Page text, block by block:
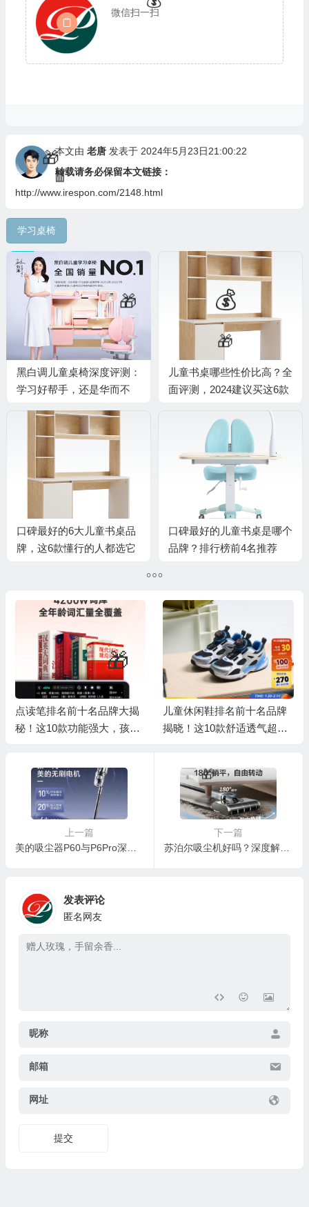
微信扫一扫
本文由 老唐发表于 2024年5月23日21:00:22
转载请务必保留本文链接：
http://www.irespon.com/2148.html
学习桌椅
黑白调儿童桌椅深度评测：
学习好帮手，还是华而不
儿童书桌哪些性价比高？全
面评测，2024建议买这6款
口碑最好的6大儿童书桌品
牌，这6款懂行的人都选它
口碑最好的儿童书桌是哪个
品牌？排行榜前4名推荐
点读笔排名前十名品牌大揭
秘！这10款功能强大，孩子
儿童休闲鞋排名前十名品牌
揭晓！这10款舒适透气超好
上一篇
下一篇
苏泊尔吸尘机好吗？深度解析EVS-AP吸尘器的使用体验
发表评论
匿名网友
昵称
邮箱
网址
提交
💰
🧧
🎁
🧧
🎁
💰
🎁